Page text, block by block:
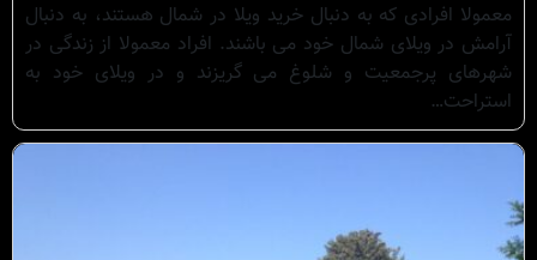
معمولا افرادی که به دنبال خرید ویلا در شمال هستند، به دنبال
آرامش در ویلای شمال خود می باشند. افراد معمولا از زندگی در
شهرهای پرجمعیت و شلوغ می گریزند و در ویلای خود به
استراحت…